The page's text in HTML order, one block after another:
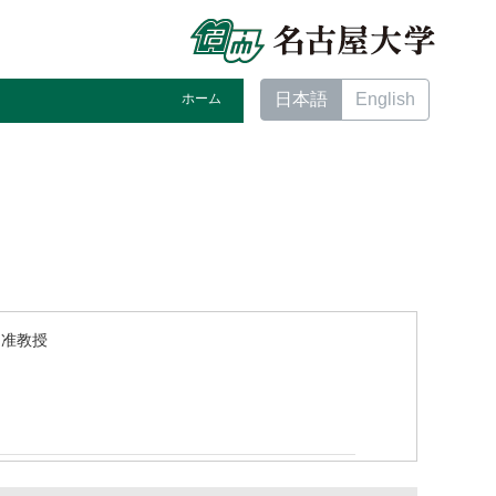
ホーム 日本語 English
教授